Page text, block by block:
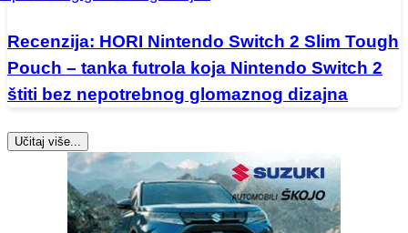
Recenzija: HORI Nintendo Switch 2 Slim Tough
Pouch – tanka futrola koja Nintendo Switch 2
štiti bez nepotrebnog glomaznog dizajna
Učitaj više...